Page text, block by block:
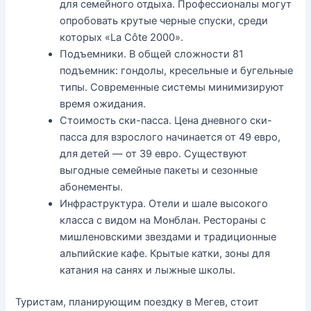
для семейного отдыха. Профессионалы могут
опробовать крутые черные спуски, среди
которых «La Côte 2000».
Подъемники. В общей сложности 81
подъемник: гондолы, кресельные и бугельные
типы. Современные системы минимизируют
время ожидания.
Стоимость ски-пасса. Цена дневного ски-
пасса для взрослого начинается от 49 евро,
для детей — от 39 евро. Существуют
выгодные семейные пакеты и сезонные
абонементы.
Инфраструктура. Отели и шале высокого
класса с видом на Монблан. Рестораны с
мишленовскими звездами и традиционные
альпийские кафе. Крытые катки, зоны для
катания на санях и лыжные школы.
Туристам, планирующим поездку в Мегев, стоит